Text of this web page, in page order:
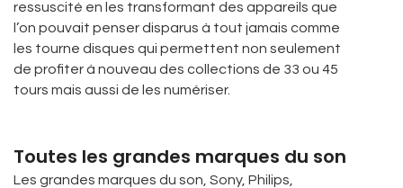
ressuscité en les transformant des appareils que
l’on pouvait penser disparus à tout jamais comme
les tourne disques qui permettent non seulement
de profiter à nouveau des collections de 33 ou 45
tours mais aussi de les numériser.
Toutes les grandes marques du son
Les grandes marques du son, Sony, Philips,